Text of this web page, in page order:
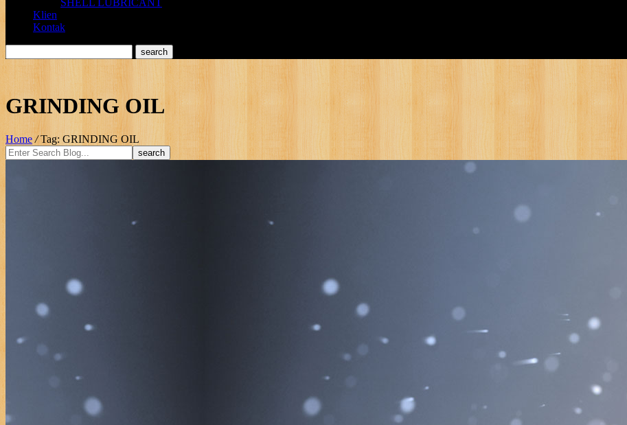
SHELL LUBRICANT
Klien
Kontak
GRINDING OIL
Home / Tag: GRINDING OIL